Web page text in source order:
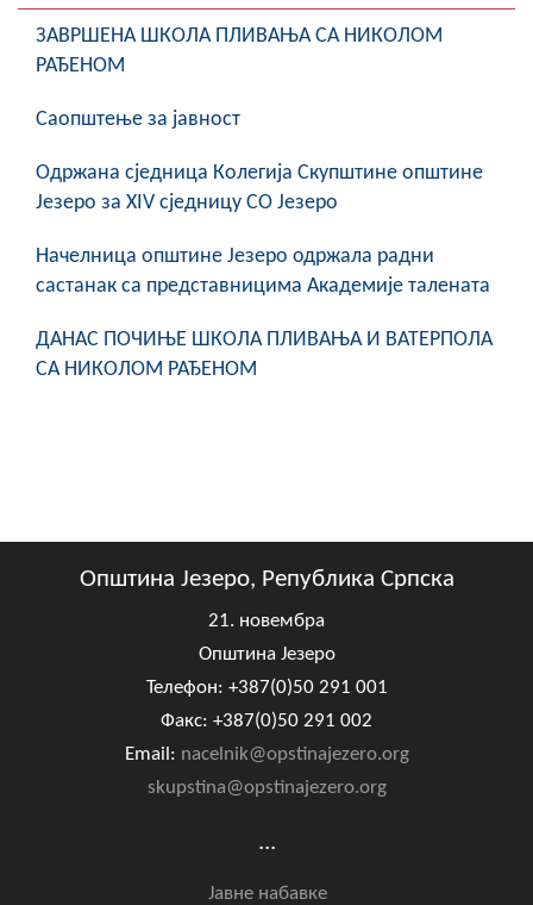
ЗАВРШЕНА ШКОЛА ПЛИВАЊА СА НИКОЛОМ
РАЂЕНОМ
Саопштење за јавност
Oдржана сједница Колегија Скупштине општине
Језеро за XIV сједницу СО Језеро
Начелница општине Језеро одржала радни
састанак са представницима Академије талената
ДАНАС ПОЧИЊЕ ШКОЛА ПЛИВАЊА И ВАТЕРПОЛА
СА НИКОЛОМ РАЂЕНОМ
Општина Језеро, Република Српска
21. новембра
Општина Језеро
Телефон: +387(0)50 291 001
Факс: +387(0)50 291 002
Email: nacelnik@opstinajezero.org
skupstina@opstinajezero.org
...
Јавне набавке